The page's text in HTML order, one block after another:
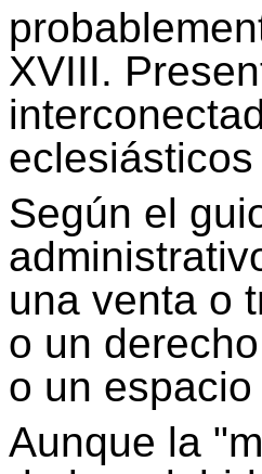
XVIII.
Según el
una venta o
o un
o un
Aunque la